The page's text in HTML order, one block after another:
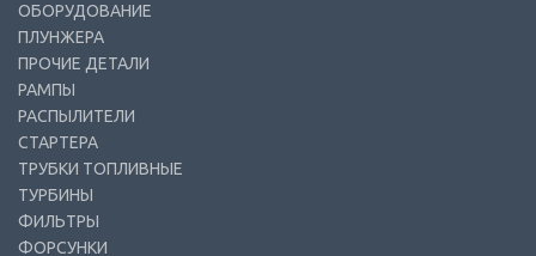
ОБОРУДОВАНИЕ
ПЛУНЖЕРА
ПРОЧИЕ ДЕТАЛИ
РАМПЫ
РАСПЫЛИТЕЛИ
СТАРТЕРА
ТРУБКИ ТОПЛИВНЫЕ
ТУРБИНЫ
ФИЛЬТРЫ
ФОРСУНКИ